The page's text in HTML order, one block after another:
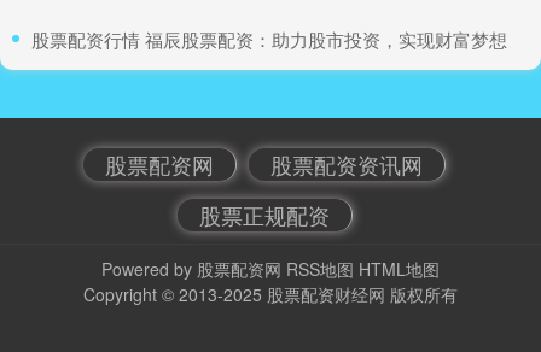
​股票配资行情 福辰股票配资：助力股市投资，实现财富梦想
股票配资网
股票配资资讯网
股票正规配资
Powered by 股票配资网 RSS地图 HTML地图
Copyright © 2013-2025 股票配资财经网 版权所有